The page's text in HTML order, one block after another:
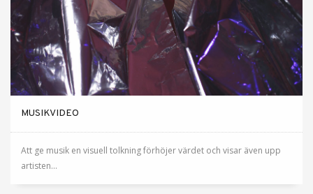
MUSIKVIDEO
Att ge musik en visuell tolkning förhöjer värdet och visar även upp
artisten...